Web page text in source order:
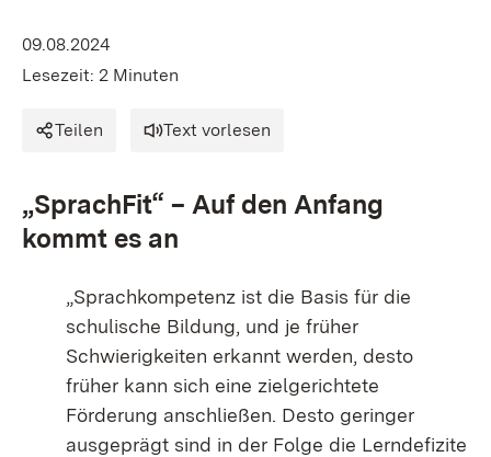
09.08.2024
Lesezeit: 2 Minuten
Teilen Text vorlesen
„SprachFit“ – Auf den Anfang
kommt es an
„Sprachkompetenz ist die Basis für die
schulische Bildung, und je früher
Schwierigkeiten erkannt werden, desto
früher kann sich eine zielgerichtete
Förderung anschließen. Desto geringer
ausgeprägt sind in der Folge die Lerndefizite